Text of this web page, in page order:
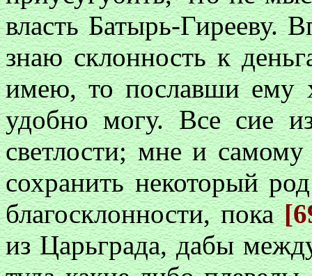
власть Батырь-Гирееву.
знаю склонность к
имею, то пославши ему
удобно могу. Все сие
светлости; мне и
сохранить некоторый
благосклонности, пока
из Царьграда, дабы